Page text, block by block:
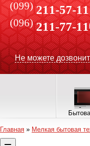
(099) 211-57-11
(096)211-77-11
Не можете
Главная » Мелкая бытовая